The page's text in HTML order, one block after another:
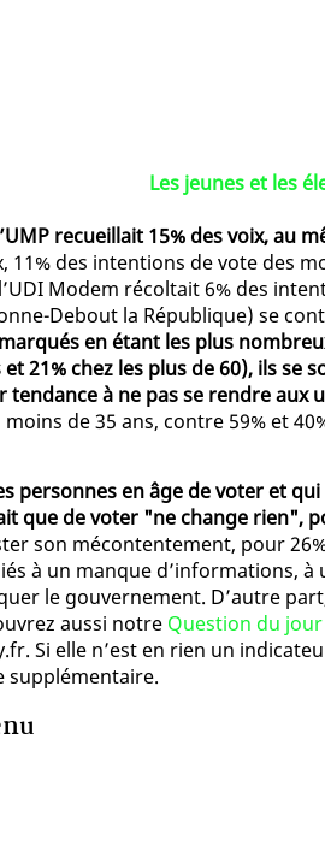
Les jeunes et les
recueillait 15% des voix, au
11% des intentions de vote des
Modem récoltait 6% des
Debout la République) se
en étant les plus
et 21% chez les plus de 60), ils
tendance à ne pas se rendre aux
de 35 ans, contre 59% et
personnes en âge de voter et
que de voter "ne change rien",
son mécontentement, pour
à un manque d’informations, à
le gouvernement. D’autre
aussi notre Question du
Si elle n’est en rien un
supplémentaire.